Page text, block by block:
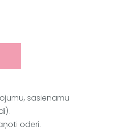
sasienamu
oderi.